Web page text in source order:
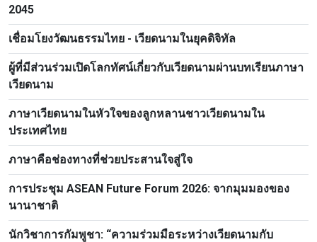
2045
เชื่อมโยงวัฒนธรรมไทย - เวียดนามในยุคดิจิทัล
ผู้ที่มีส่วนร่วมเปิดโลกทัศน์เกี่ยวกับเวียดนามผ่านบทเรียนภาษา
เวียดนาม
ภาษาเวียดนามในหัวใจของลูกหลานชาวเวียดนามใน
ประเทศไทย
ภาษาคือช่องทางที่ช่วยประสานใจสู่ใจ
การประชุม ASEAN Future Forum 2026: จากมุมมองของ
นานาชาติ
นักวิชาการกัมพูชา: “ความร่วมมือระหว่างเวียดนามกับ